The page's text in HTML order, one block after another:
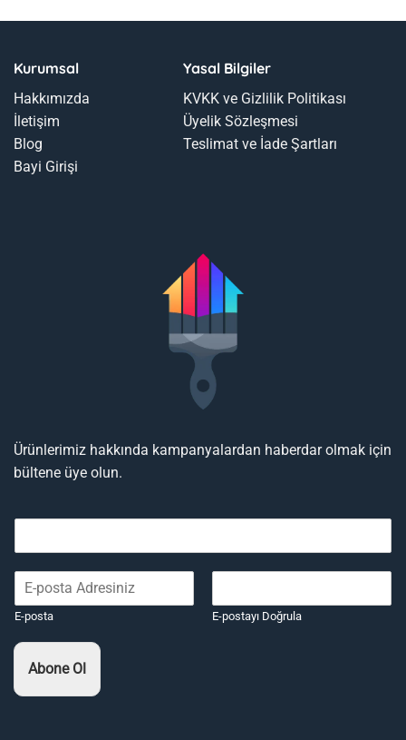
Kurumsal
Hakkımızda
İletişim
Blog
Bayi Girişi
Yasal Bilgiler
KVKK ve Gizlilik Politikası
Üyelik Sözleşmesi
Teslimat ve İade Şartları
Ürünlerimiz hakkında kampanyalardan haberdar olmak için
bültene üye olun.
E-posta E-postayı Doğrula
Abone Ol